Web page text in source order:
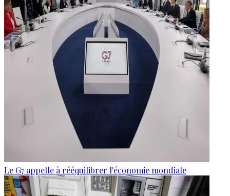
Le G7 appelle à rééquilibrer l'économie mondiale